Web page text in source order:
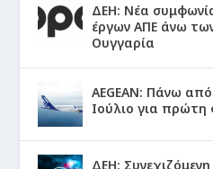
ΔΕΗ: Νέα
έργων ΑΠΕ άνω
Ουγγαρία
AEGEAN: Πάνω
Ιούλιο για πρώτη
ΔΕΗ: